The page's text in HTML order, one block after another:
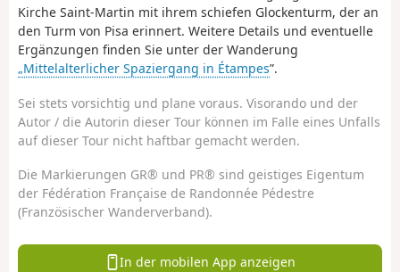
Kirche Saint-Martin mit ihrem schiefen Glockenturm, der an
den Turm von Pisa erinnert. Weitere Details und eventuelle
Ergänzungen finden Sie unter der Wanderung
„Mittelalterlicher Spaziergang in Étampes”.
Sei stets vorsichtig und plane voraus. Visorando und der
Autor / die Autorin dieser Tour können im Falle eines Unfalls
auf dieser Tour nicht haftbar gemacht werden.
Die Markierungen GR® und PR® sind geistiges Eigentum
der Fédération Française de Randonnée Pédestre
(Französischer Wanderverband).
In der mobilen App anzeigen